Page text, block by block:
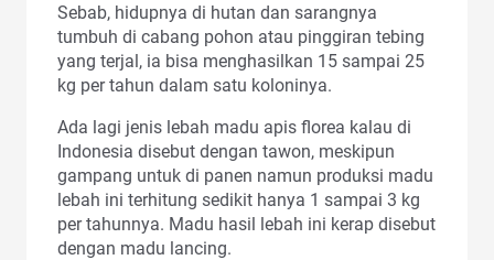
Sebab, hidupnya di hutan dan sarangnya
tumbuh di cabang pohon atau pinggiran tebing
yang terjal, ia bisa menghasilkan 15 sampai 25
kg per tahun dalam satu koloninya.
Ada lagi jenis lebah madu apis florea kalau di
Indonesia disebut dengan tawon, meskipun
gampang untuk di panen namun produksi madu
lebah ini terhitung sedikit hanya 1 sampai 3 kg
per tahunnya. Madu hasil lebah ini kerap disebut
dengan madu lancing.